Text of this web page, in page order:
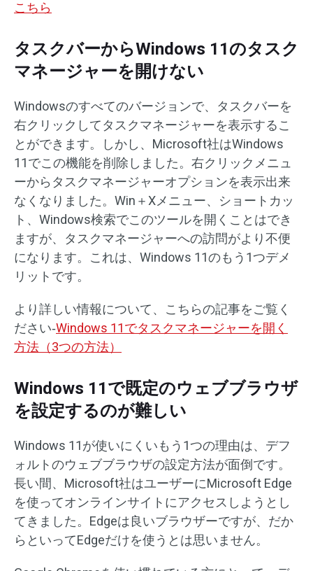
こちら
タスクバーからWindows 11のタスク
マネージャーを開けない
Windowsのすべてのバージョンで、タスクバーを
右クリックしてタスクマネージャーを表示するこ
とができます。しかし、Microsoft社はWindows
11でこの機能を削除しました。右クリックメニュ
ーからタスクマネージャーオプションを表示出来
なくなりました。Win＋Xメニュー、ショートカッ
ト、Windows検索でこのツールを開くことはでき
ますが、タスクマネージャーへの訪問がより不便
になります。これは、Windows 11のもう1つデメ
リットです。
より詳しい情報について、こちらの記事をご覧く
ださい‐Windows 11でタスクマネージャーを開く
方法（3つの方法）
Windows 11で既定のウェブブラウザ
を設定するのが難しい
Windows 11が使いにくいもう1つの理由は、デフ
ォルトのウェブブラウザの設定方法が面倒です。
長い間、Microsoft社はユーザーにMicrosoft Edge
を使ってオンラインサイトにアクセスしようとし
てきました。Edgeは良いブラウザーですが、だか
らといってEdgeだけを使うとは思いません。